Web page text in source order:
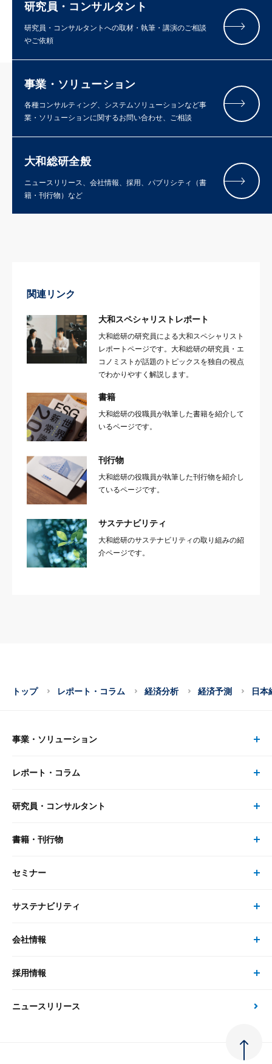
研究員・コンサルタント
研究員・コンサルタントへの取材・執筆・講演のご相談
やご依頼
事業・ソリューション
各種コンサルティング、システムソリューションなど事
業・ソリューションに関するお問い合わせ、ご相談
大和総研全般
ニュースリリース、会社情報、採用、パブリシティ（書
籍・刊行物）など
関連リンク
大和スペシャリストレポート
大和総研の研究員による大和スペシャリスト
レポートページです。大和総研の研究員・エ
コノミストが話題のトピックスを独自の視点
でわかりやすく解説します。
書籍
大和総研の役職員が執筆した書籍を紹介して
いるページです。
刊行物
大和総研の役職員が執筆した刊行物を紹介し
ているページです。
サステナビリティ
大和総研のサステナビリティの取り組みの紹
介ページです。
トップ レポート・コラム 経済分析 経済予測 日本
事業・ソリューション
事業・ソリューション トップ
リサーチ
大和総研の強み
先端テクノロジーに基づく新たな価値の創出
レポート・コラム
レポート・コラム トップ
最新のレポート・コラム
政策分析
研究員・コンサルタント
研究員・コンサルタント トップ
研究員
書籍・刊行物
書籍・刊行物 トップ
書籍
セミナー
セミナー トップ
現在受付中のセミナー・イベント
サステナビリティ
サステナビリティの取り組み
次世代社会への貢献
会社情報
会社情報 トップ
会社概要・役員一覧
採用情報
採用情報 トップ
ニュースリリース